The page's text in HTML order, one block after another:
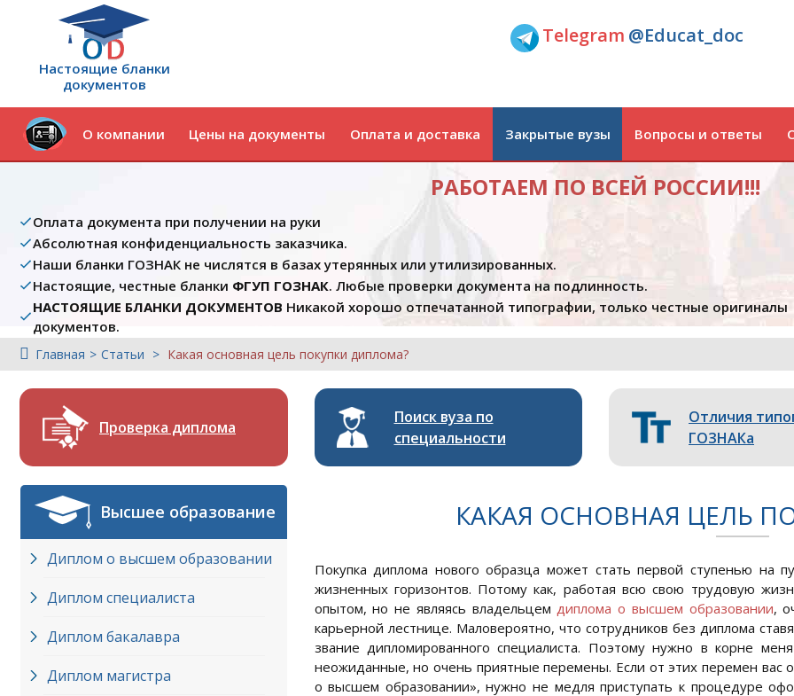
Настоящие бланки
документов
Telegram @Educat_doc
О компании Цены на документы Оплата и доставка Закрытые вузы Вопросы и ответы
РАБОТАЕМ ПО ВСЕЙ РОССИИ!!!
Оплата документа при получении на руки
Абсолютная конфиденциальность заказчика.
Наши бланки ГОЗНАК не числятся в базах утерянных или утилизированных.
Настоящие, честные бланки ФГУП ГОЗНАК. Любые проверки документа на подлинность.
НАСТОЯЩИЕ БЛАНКИ ДОКУМЕНТОВ Никакой хорошо отпечатанной типографии, только честные оригиналы
документов.
Главная Статьи Какая основная цель покупки диплома?
Проверка диплома
Поиск вуза по
специальности
Отличия
ГОЗНАКа
Высшее образование
Диплом о высшем образовании
Диплом специалиста
Диплом бакалавра
Диплом магистра
КАКАЯ ОСНОВНАЯ ЦЕЛЬ
Покупка диплома нового образца может стать первой ступенью на
жизненных горизонтов. Потому как, работая всю свою трудовую
опытом, но не являясь владельцемдиплома о высшем образовании,
карьерной лестнице. Маловероятно, что сотрудников без диплома
звание дипломированного специалиста. Поэтому нужно в корне
неожиданные, но очень приятные перемены. Если от этих перемен вас
о высшем образовании», нужно не медля приступать к процедуре